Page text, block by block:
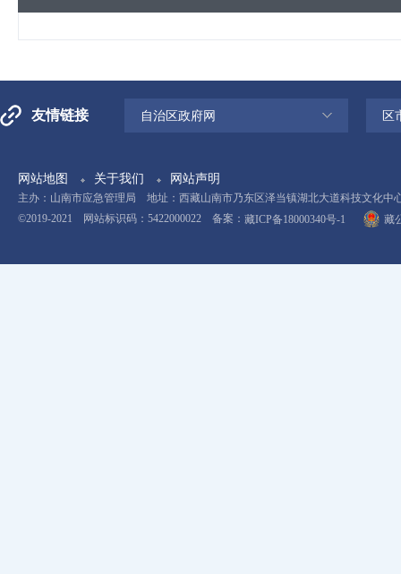
友情链接 自治区政府网 区
网站地图 关于我们 网站声明
主办：山南市应急管理局 地址：西藏山南市乃东区泽当镇湖北大道科技文化中
©2019-2021 网站标识码：5422000022 备案： 藏ICP备18000340号-1 藏